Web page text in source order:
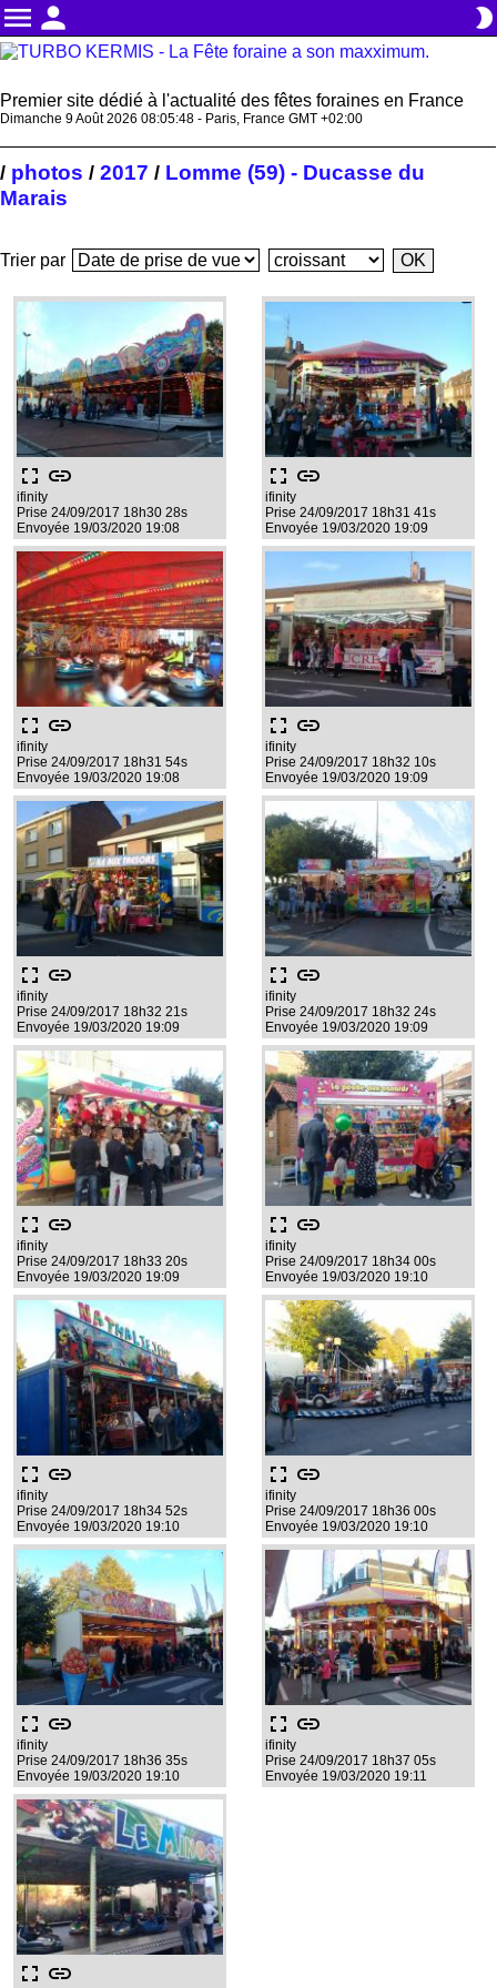
menu person brightness_2
Premier site dédié à l'actualité des fêtes foraines en France
Dimanche 9 Août 2026 08:05:49 - Paris, France GMT +02:00
/ photos / 2017 / Lomme (59) - Ducasse du
Marais
Trier par
fullscreen link
ifinity
Prise 24/09/2017 18h30 28s
Envoyée 19/03/2020 19:08
fullscreen link
ifinity
Prise 24/09/2017 18h31 41s
Envoyée 19/03/2020 19:09
fullscreen link
ifinity
Prise 24/09/2017 18h31 54s
Envoyée 19/03/2020 19:08
fullscreen link
ifinity
Prise 24/09/2017 18h32 10s
Envoyée 19/03/2020 19:09
fullscreen link
ifinity
Prise 24/09/2017 18h32 21s
Envoyée 19/03/2020 19:09
fullscreen link
ifinity
Prise 24/09/2017 18h32 24s
Envoyée 19/03/2020 19:09
fullscreen link
ifinity
Prise 24/09/2017 18h33 20s
Envoyée 19/03/2020 19:09
fullscreen link
ifinity
Prise 24/09/2017 18h34 00s
Envoyée 19/03/2020 19:10
fullscreen link
ifinity
Prise 24/09/2017 18h34 52s
Envoyée 19/03/2020 19:10
fullscreen link
ifinity
Prise 24/09/2017 18h36 00s
Envoyée 19/03/2020 19:10
fullscreen link
ifinity
Prise 24/09/2017 18h36 35s
Envoyée 19/03/2020 19:10
fullscreen link
ifinity
Prise 24/09/2017 18h37 05s
Envoyée 19/03/2020 19:11
fullscreen link